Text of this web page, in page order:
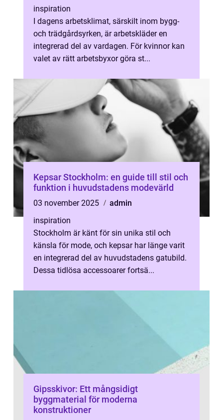
inspiration
I dagens arbetsklimat, särskilt inom bygg-
och trädgårdsyrken, är arbetskläder en
integrerad del av vardagen. För kvinnor kan
valet av rätt arbetsbyxor göra st...
Kepsar Stockholm: en guide till stil och
funktion i huvudstadens modevärld
03 november 2025
admin
inspiration
Stockholm är känt för sin unika stil och
känsla för mode, och kepsar har länge varit
en integrerad del av huvudstadens gatubild.
Dessa tidlösa accessoarer fortsä...
Gipsskivor: Ett mångsidigt
byggmaterial för moderna
konstruktioner